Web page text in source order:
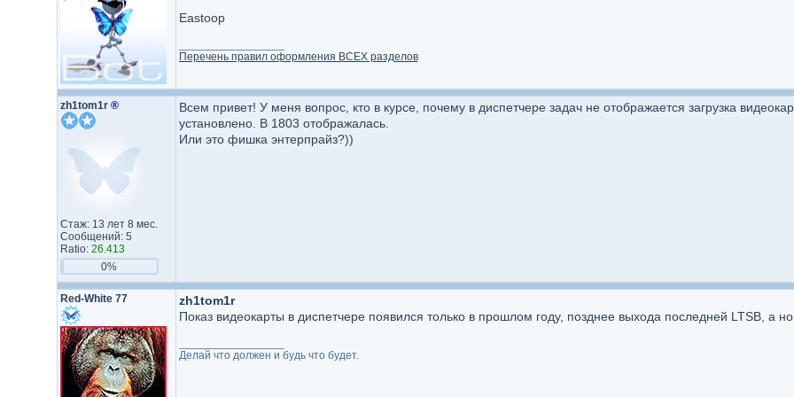
Eastoop
Перечень правил оформления ВСЕХ разделов
zh1tom1r ®
Стаж: 13 лет 8 мес.
Сообщений: 5
Ratio: 26.413
0%
Всем привет! У меня вопрос, кто в курсе, почему в диспетчере задач не отображается загрузка
установлено. В 1803 отображалась.
Или это фишка энтерпрайз?))
Red-White 77
zh1tom1r
Показ видеокарты в диспетчере появился только в прошлом году, позднее выхода последней LTSB, а
Делай что должен и будь что будет.